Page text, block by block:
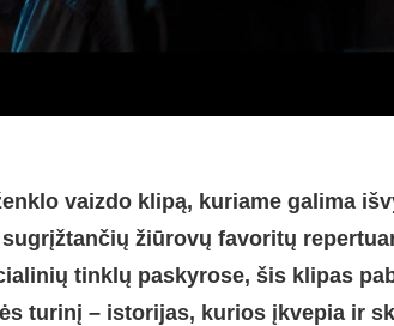
vaizdo klipą, kuriame galima
žiūrovų favoritų
tinklų paskyrose, šis klipas
turinį – istorijas, kurios įkvepia ir